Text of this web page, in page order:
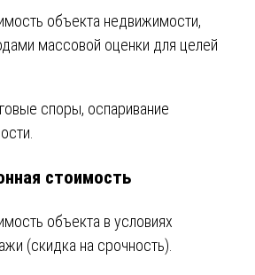
объекта недвижимости,
массовой оценки для целей
споры, оспаривание
стоимость
объекта в условиях
(скидка на срочность).